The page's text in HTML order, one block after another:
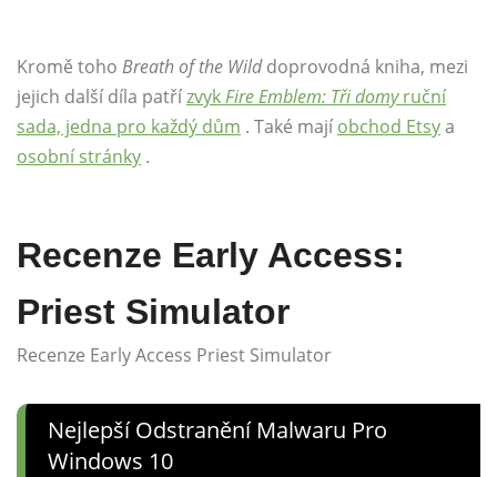
Kromě toho Breath of the Wilddoprovodná kniha, mezi
jejich další díla patřízvykFire Emblem: Tři domyruční
sada, jedna pro každý dům . Také majíobchod Etsya
osobní stránky .
Recenze Early Access:
Priest Simulator
Recenze Early Access Priest Simulator
Nejlepší Odstranění Malwaru Pro
Windows 10